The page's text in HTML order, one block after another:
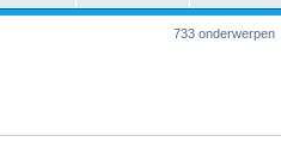
733 onderwerpen